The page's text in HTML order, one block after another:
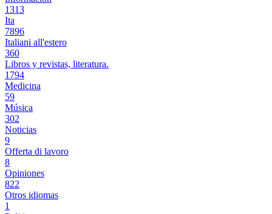
1313
Ita
7896
Italiani all'estero
360
Libros y revistas, literatura.
1794
Medicina
59
Música
302
Noticias
9
Offerta di lavoro
8
Opiniones
822
Otros idiomas
1